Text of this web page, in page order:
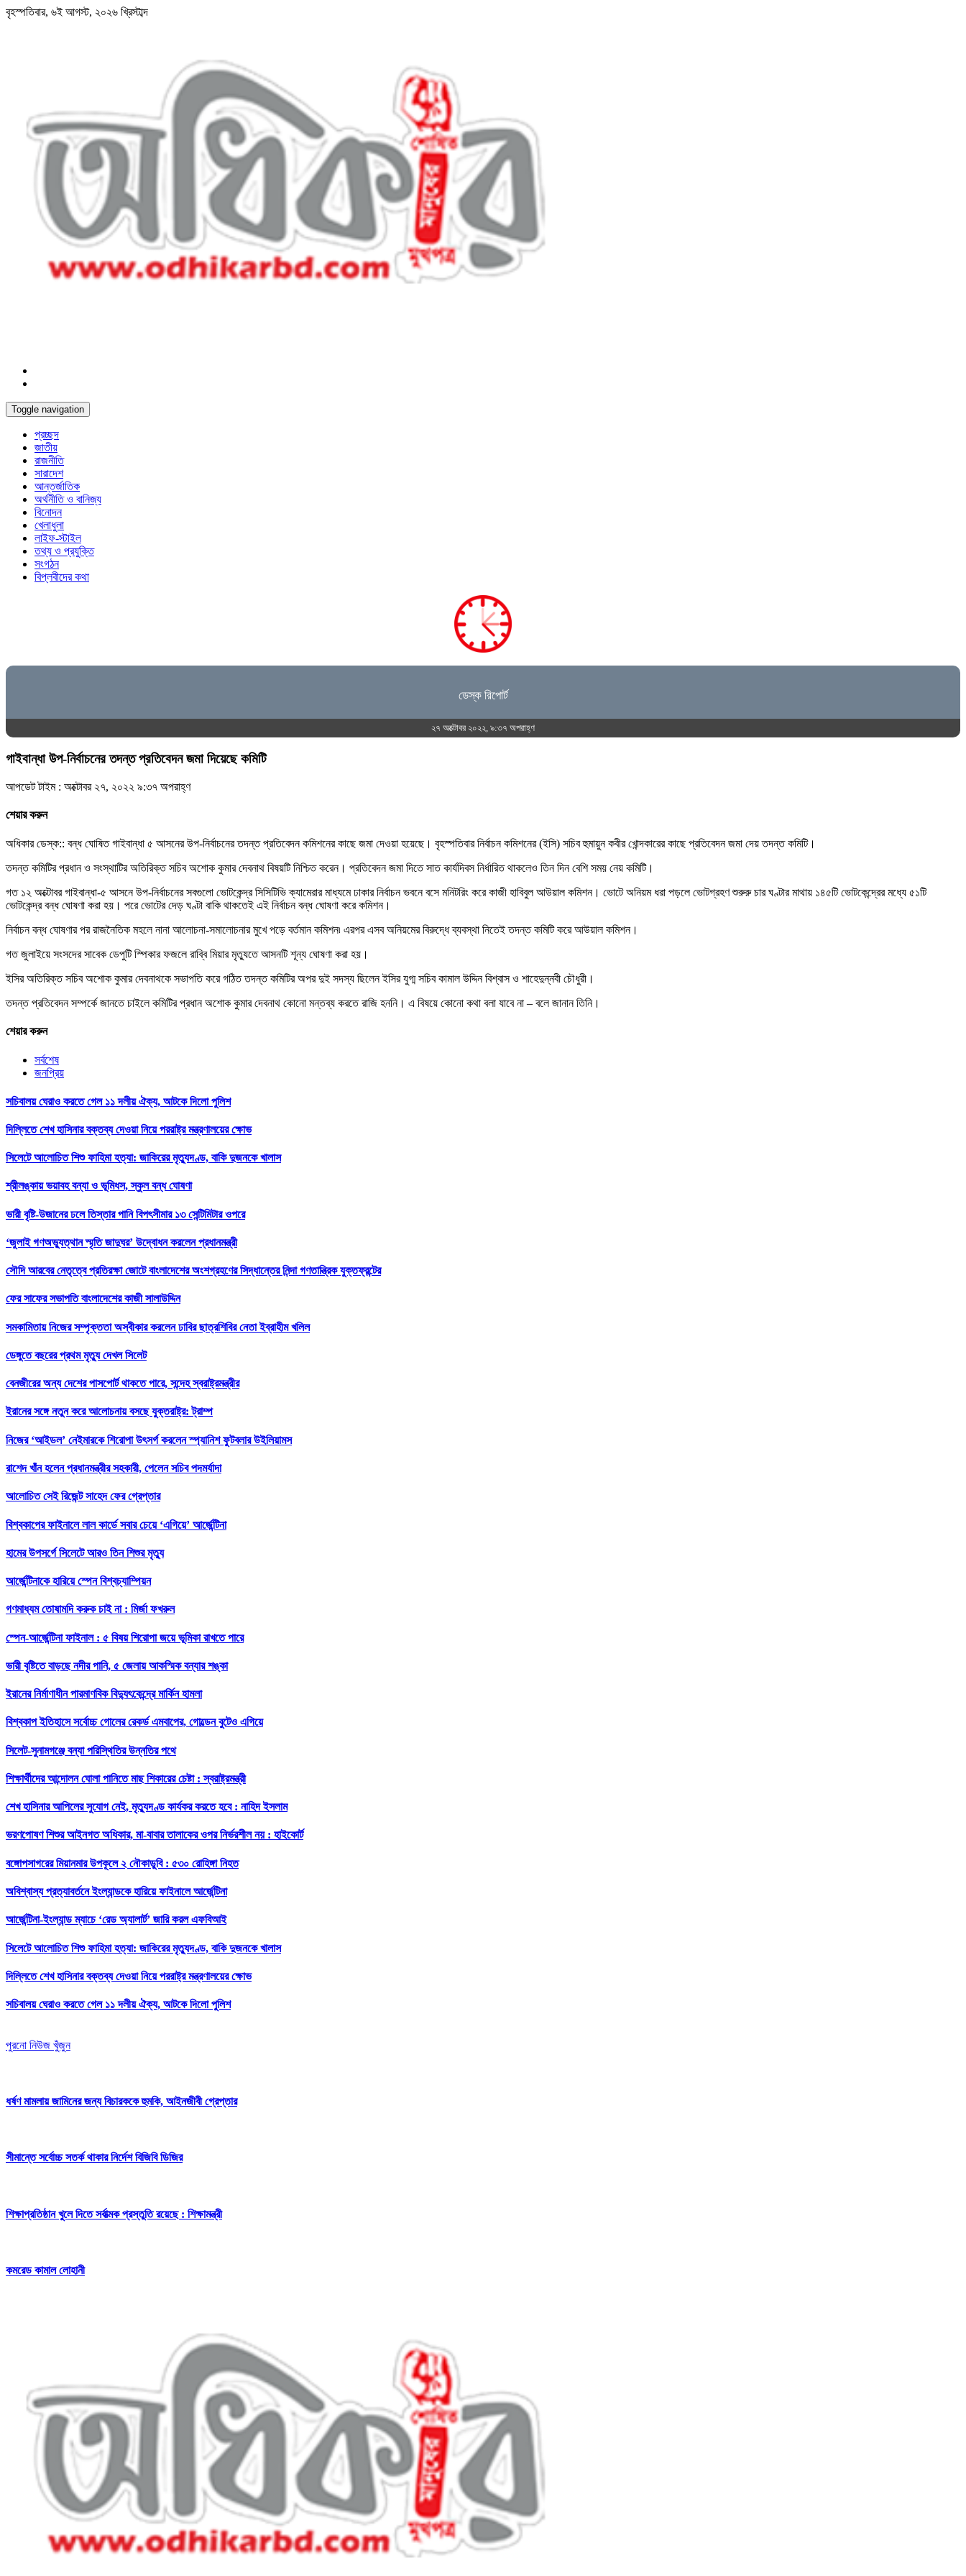
বৃহস্পতিবার, ৬ই আগস্ট, ২০২৬ খ্রিস্টাব্দ
Toggle navigation
প্রচ্ছদ
জাতীয়
রাজনীতি
সারাদেশ
আন্তর্জাতিক
অর্থনীতি ও বানিজ্য
বিনোদন
খেলাধুলা
লাইফ-স্টাইল
তথ্য ও প্রযুক্তি
সংগঠন
বিপ্লবীদের কথা
ডেস্ক রিপোর্ট
২৭ অক্টোবর ২০২২, ৯:৩৭ অপরাহ্ণ
গাইবান্ধা উপ-নির্বাচনের তদন্ত প্রতিবেদন জমা দিয়েছে কমিটি
আপডেট টাইম : অক্টোবর ২৭, ২০২২ ৯:৩৭ অপরাহ্ণ
শেয়ার করুন
অধিকার ডেস্ক:: বন্ধ ঘোষিত গাইবান্ধা ৫ আসনের উপ-নির্বাচনের তদন্ত প্রতিবেদন কমিশনের কাছে জমা দেওয়া হয়েছে। বৃহস্পতিবার নির্বাচন কমিশনের (ইসি) সচিব হুমায়ুন কবীর খোন্দকারের কাছে প্রতিবেদন জমা দেয় তদন্ত কমিটি।
তদন্ত কমিটির প্রধান ও সংস্থাটির অতিরিক্ত সচিব অশোক কুমার দেবনাথ বিষয়টি নিশ্চিত করেন। প্রতিবেদন জমা দিতে সাত কার্যদিবস নির্ধারিত থাকলেও তিন দিন বেশি সময় নেয় কমিটি।
গত ১২ অক্টোবর গাইবান্ধা-৫ আসনে উপ-নির্বাচনের সবগুলো ভোটকেন্দ্র সিসিটিভি ক্যামেরার মাধ্যমে ঢাকার নির্বাচন ভবনে বসে মনিটরিং করে কাজী হাবিবুল আউয়াল কমিশন। ভোটে অনিয়ম ধরা পড়লে ভোটগ্রহণ শুরুরু চার ঘণ্টার মাথায় ১৪৫টি ভোটকেন্দ্রের মধ্যে ৫১টি
ভোটকেন্দ্র বন্ধ ঘোষণা করা হয়। পরে ভোটের দেড় ঘণ্টা বাকি থাকতেই এই নির্বাচন বন্ধ ঘোষণা করে কমিশন।
নির্বাচন বন্ধ ঘোষণার পর রাজনৈতিক মহলে নানা আলোচনা-সমালোচনার মুখে পড়ে বর্তমান কমিশন৷ এরপর এসব অনিয়মের বিরুদ্ধে ব্যবস্থা নিতেই তদন্ত কমিটি করে আউয়াল কমিশন।
গত জুলাইয়ে সংসদের সাবেক ডেপুটি স্পিকার ফজলে রাব্বি মিয়ার মৃত্যুতে আসনটি শূন্য ঘোষণা করা হয়।
ইসির অতিরিক্ত সচিব অশোক কুমার দেবনাথকে সভাপতি করে গঠিত তদন্ত কমিটির অপর দুই সদস্য ছিলেন ইসির যুগ্ম সচিব কামাল উদ্দিন বিশ্বাস ও শাহেদুন্নবী চৌধুরী।
তদন্ত প্রতিবেদন সম্পর্কে জানতে চাইলে কমিটির প্রধান অশোক কুমার দেবনাথ কোনো মন্তব্য করতে রাজি হননি। এ বিষয়ে কোনো কথা বলা যাবে না – বলে জানান তিনি।
শেয়ার করুন
সর্বশেষ
জনপ্রিয়
সচিবালয় ঘেরাও করতে গেল ১১ দলীয় ঐক্য, আটকে দিলো পুলিশ
দিল্লিতে শেখ হাসিনার বক্তব্য দেওয়া নিয়ে পররাষ্ট্র মন্ত্রণালয়ের ক্ষোভ
সিলেটে আলোচিত শিশু ফাহিমা হত্যা: জাকিরের মৃত্যুদণ্ড, বাকি দুজনকে খালাস
শ্রীলঙ্কায় ভয়াবহ বন্যা ও ভূমিধস, স্কুল বন্ধ ঘোষণা
ভারী বৃষ্টি-উজানের ঢলে তিস্তার পানি বিপৎসীমার ১৩ সেন্টিমিটার ওপরে
‘জুলাই গণঅভ্যুত্থান স্মৃতি জাদুঘর’ উদ্বোধন করলেন প্রধানমন্ত্রী
সৌদি আরবের নেতৃত্বে প্রতিরক্ষা জোটে বাংলাদেশের অংশগ্রহণের সিদ্ধান্তের নিন্দা গণতান্ত্রিক যুক্তফ্রন্টের
ফের সাফের সভাপতি বাংলাদেশের কাজী সালাউদ্দিন
সমকামিতায় নিজের সম্পৃক্ততা অস্বীকার করলেন ঢাবির ছাত্রশিবির নেতা ইব্রাহীম খলিল
ডেঙ্গুতে বছরের প্রথম মৃত্যু দেখল সিলেট
বেনজীরের অন্য দেশের পাসপোর্ট থাকতে পারে, সন্দেহ স্বরাষ্ট্রমন্ত্রীর
ইরানের সঙ্গে নতুন করে আলোচনায় বসছে যুক্তরাষ্ট্র: ট্রাম্প
নিজের ‘আইডল’ নেইমারকে শিরোপা উৎসর্গ করলেন স্প্যানিশ ফুটবলার উইলিয়ামস
রাশেদ খাঁন হলেন প্রধানমন্ত্রীর সহকারী, পেলেন সচিব পদমর্যাদা
আলোচিত সেই রিজেন্ট সাহেদ ফের গ্রেপ্তার
বিশ্বকাপের ফাইনালে লাল কার্ডে সবার চেয়ে ‘এগিয়ে’ আর্জেন্টিনা
হামের উপসর্গে সিলেটে আরও তিন শিশুর মৃত্যু
আর্জেন্টিনাকে হারিয়ে স্পেন বিশ্বচ্যাম্পিয়ন
গণমাধ্যম তোষামদি করুক চাই না : মির্জা ফখরুল
স্পেন-আর্জেন্টিনা ফাইনাল : ৫ বিষয় শিরোপা জয়ে ভূমিকা রাখতে পারে
ভারী বৃষ্টিতে বাড়ছে নদীর পানি, ৫ জেলায় আকস্মিক বন্যার শঙ্কা
ইরানের নির্মাণাধীন পারমাণবিক বিদ্যুৎকেন্দ্রে মার্কিন হামলা
বিশ্বকাপ ইতিহাসে সর্বোচ্চ গোলের রেকর্ড এমবাপের, গোল্ডেন বুটেও এগিয়ে
সিলেট-সুনামগঞ্জে বন্যা পরিস্থিতির উন্নতির পথে
শিক্ষার্থীদের আন্দোলন ঘোলা পানিতে মাছ শিকারের চেষ্টা : স্বরাষ্ট্রমন্ত্রী
শেখ হাসিনার আপিলের সুযোগ নেই, মৃত্যুদণ্ড কার্যকর করতে হবে : নাহিদ ইসলাম
ভরণপোষণ শিশুর আইনগত অধিকার, মা-বাবার তালাকের ওপর নির্ভরশীল নয় : হাইকোর্ট
বঙ্গোপসাগরের মিয়ানমার উপকূলে ২ নৌকাডুবি : ৫৩০ রোহিঙ্গা নিহত
অবিশ্বাস্য প্রত্যাবর্তনে ইংল্যান্ডকে হারিয়ে ফাইনালে আর্জেন্টিনা
আর্জেন্টিনা-ইংল্যান্ড ম্যাচে ‘রেড অ্যালার্ট’ জারি করল এফবিআই
সিলেটে আলোচিত শিশু ফাহিমা হত্যা: জাকিরের মৃত্যুদণ্ড, বাকি দুজনকে খালাস
দিল্লিতে শেখ হাসিনার বক্তব্য দেওয়া নিয়ে পররাষ্ট্র মন্ত্রণালয়ের ক্ষোভ
সচিবালয় ঘেরাও করতে গেল ১১ দলীয় ঐক্য, আটকে দিলো পুলিশ
পুরনো নিউজ খুঁজুন
ধর্ষণ মামলায় জামিনের জন্য বিচারককে হুমকি, আইনজীবী গ্রেপ্তার
সীমান্তে সর্বোচ্চ সতর্ক থাকার নির্দেশ বিজিবি ডিজির
শিক্ষাপ্রতিষ্ঠান খুলে দিতে সর্বাত্মক প্রস্তুতি রয়েছে : শিক্ষামন্ত্রী
কমরেড কামাল লোহানী